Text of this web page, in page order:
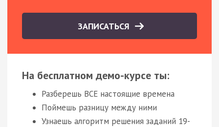
ЗАПИСАТЬСЯ
На бесплатном демо-курсе ты:
Разберешь ВСЕ настоящие времена
Поймешь разницу между ними
Узнаешь алгоритм решения заданий 19-